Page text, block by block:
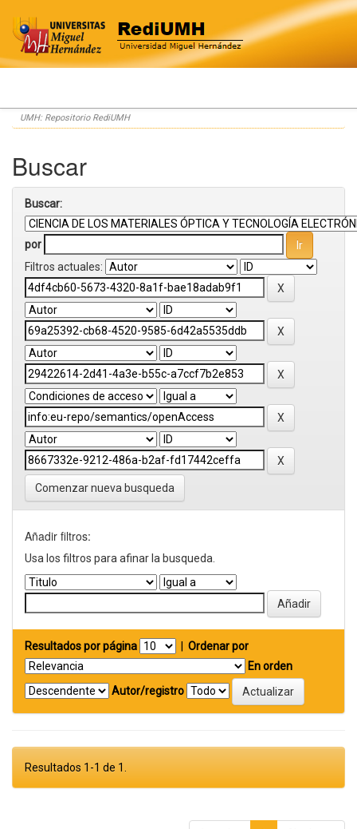
Skip
navigation
UMH: Repositorio RediUMH
Buscar
Buscar:
por
Filtros actuales:
Comenzar nueva busqueda
Añadir filtros:
Usa los filtros para afinar la busqueda.
Resultados por página
Ordenar por
En orden
Autor/registro
Resultados 1-1 de 1.